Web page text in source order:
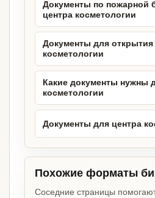
Документы по пожарной
центра косметологии
Документы для открытия
косметологии
Какие документы нужны
косметологии
Документы для центра
Похожие форматы
Соседние страницы